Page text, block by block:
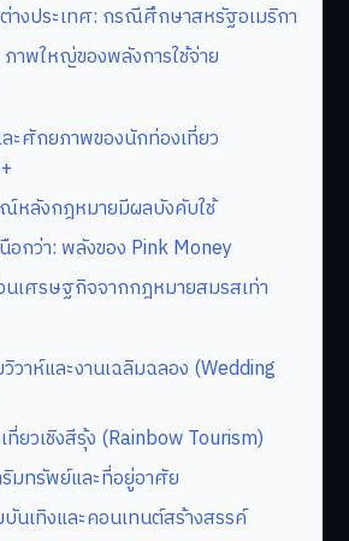
างประเทศ: กรณีศึกษาสหรัฐอเมริกา
าพใหญ่ของพลังการใช้จ่าย
ะศักยภาพของนักท่องเที่ยว
หลังกฎหมายมีผลบังคับใช้
อกว่า: พลังของ Pink Money
นเศรษฐกิจจากกฎหมายสมรสเท่า
วาห์และงานเฉลิมฉลอง (Wedding
ที่ยวเชิงสีรุ้ง (Rainbow Tourism)
มทรัพย์และที่อยู่อาศัย
นเทิงและคอนเทนต์สร้างสรรค์